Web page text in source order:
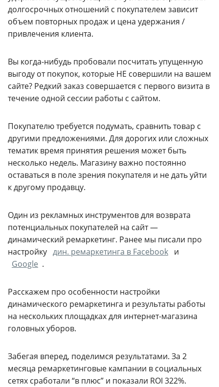
долгосрочных отношений с покупателем зависит
объем повторных продаж и цена удержания /
привлечения клиента.
Вы когда-нибудь пробовали посчитать упущенную
выгоду от покупок, которые НЕ совершили на вашем
сайте? Редкий заказ совершается с первого визита в
течение одной сессии работы с сайтом.
Покупателю требуется подумать, сравнить товар с
другими предложениями. Для дорогих или сложных
тематик время принятия решения может быть
несколько недель. Магазину важно постоянно
оставаться в поле зрения покупателя и не дать уйти
к другому продавцу.
Один из рекламных инструментов для возврата
потенциальных покупателей на сайт —
динамический ремаркетинг. Ранее мы писали про
настройку дин. ремаркетинга в Facebook и
Google .
Расскажем про особенности настройки
динамического ремаркетинга и результаты работы
на нескольких площадках для интернет-магазина
головных уборов.
Забегая вперед, поделимся результатами. За 2
месяца ремаркетинговые кампании в социальных
сетях сработали “в плюс” и показали ROI 322%.